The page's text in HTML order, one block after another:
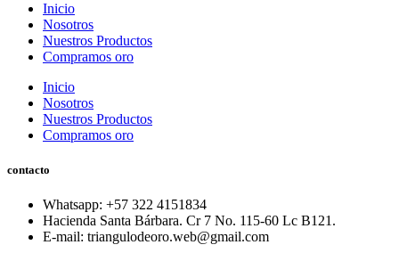
Inicio
Nosotros
Nuestros Productos
Compramos oro
Inicio
Nosotros
Nuestros Productos
Compramos oro
contacto
Whatsapp: ‪+57 322 4151834‬
Hacienda Santa Bárbara. Cr 7 No. 115-60 Lc B121.
E-mail: triangulodeoro.web@gmail.com